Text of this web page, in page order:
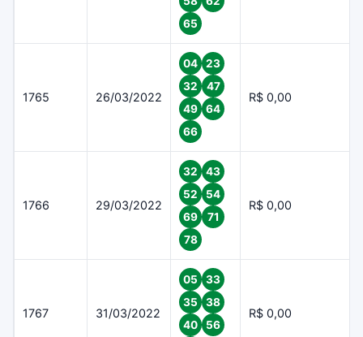
65
1765 26/03/2022
04
23
32
47
49
64
66
R$ 0,00
1766 29/03/2022
32
43
52
54
69
71
78
R$ 0,00
1767 31/03/2022
05
33
35
38
40
56
R$ 0,00